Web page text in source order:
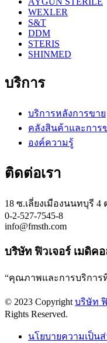
WEXLER
S&T
DDM
STERIS
SHINMED
บริการ
บริการหลังการขาย
คลังสินค้าและการ
องค์ความรู้
ติดต่อเรา
18 ซ.เลี่ยงเมืองนนทบุรี
0-2-527-7545-8
info@fmsth.com
บริษัท ฟิวเจอร์ เมดิค
“คุณภาพและการบริกา
© 2023 Copyrightบริษัท
Rights Reserved.
นโยบายความเป็น